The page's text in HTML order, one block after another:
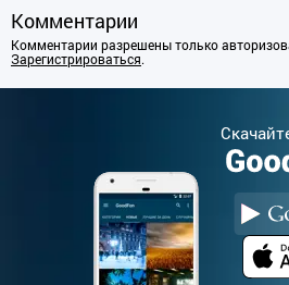
Комментарии
Комментарии разрешены только
Зарегистрироваться.